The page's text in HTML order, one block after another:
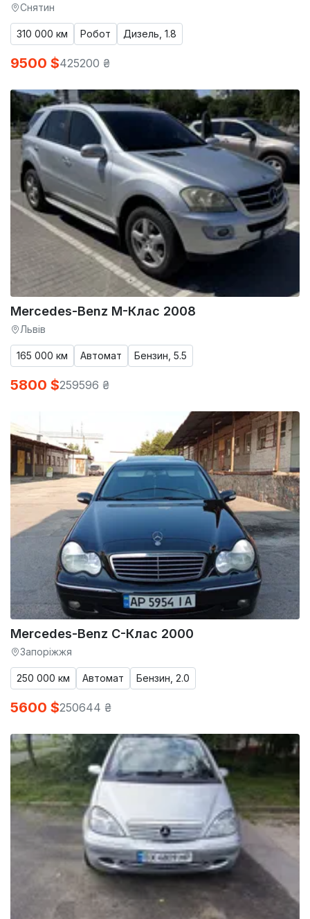
Снятин
310 000 км Робот Дизель, 1.8
9500 $425200 ₴
Mercedes-Benz M-Клас 2008
Львів
165 000 км Автомат Бензин, 5.5
5800 $259596 ₴
Mercedes-Benz C-Клас 2000
Запоріжжя
250 000 км Автомат Бензин, 2.0
5600 $250644 ₴